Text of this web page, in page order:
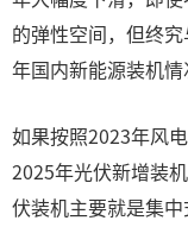
的弹性空间，但终
年国内新能源装机情
如果按照2023年风
2025年光伏新增装
伏装机主要就是集